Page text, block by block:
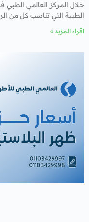
خلال المركز العالمي
الطبية التي تناسب كل من
اقراء المزيد »